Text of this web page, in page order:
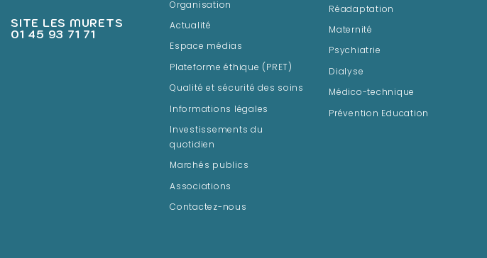
SITE LES MURETS
01 45 93 71 71
Organisation
Actualité
Espace médias
Plateforme éthique (PRET)
Qualité et sécurité des soins
Informations légales
Investissements du
quotidien
Marchés publics
Associations
Contactez-nous
Réadaptation
Maternité
Psychiatrie
Dialyse
Médico-technique
Prévention Education